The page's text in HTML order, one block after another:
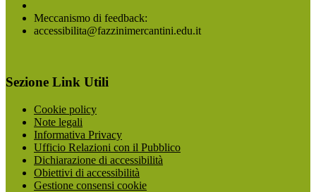
Meccanismo di feedback:
accessibilita@fazzinimercantini.edu.it
Sezione Link Utili
Cookie policy
Note legali
Informativa Privacy
Ufficio Relazioni con il Pubblico
Dichiarazione di accessibilità
Obiettivi di accessibilità
Gestione consensi cookie